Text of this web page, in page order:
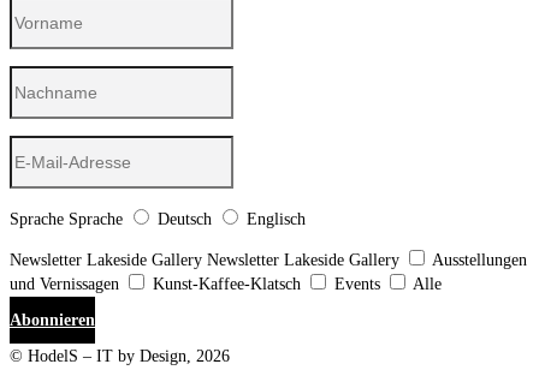
Sprache Sprache Deutsch Englisch
Newsletter Lakeside Gallery Newsletter Lakeside Gallery
Ausstellungen
und Vernissagen
Kunst-Kaffee-Klatsch Events
Alle
Abonnieren
© HodelS – IT by Design, 2026